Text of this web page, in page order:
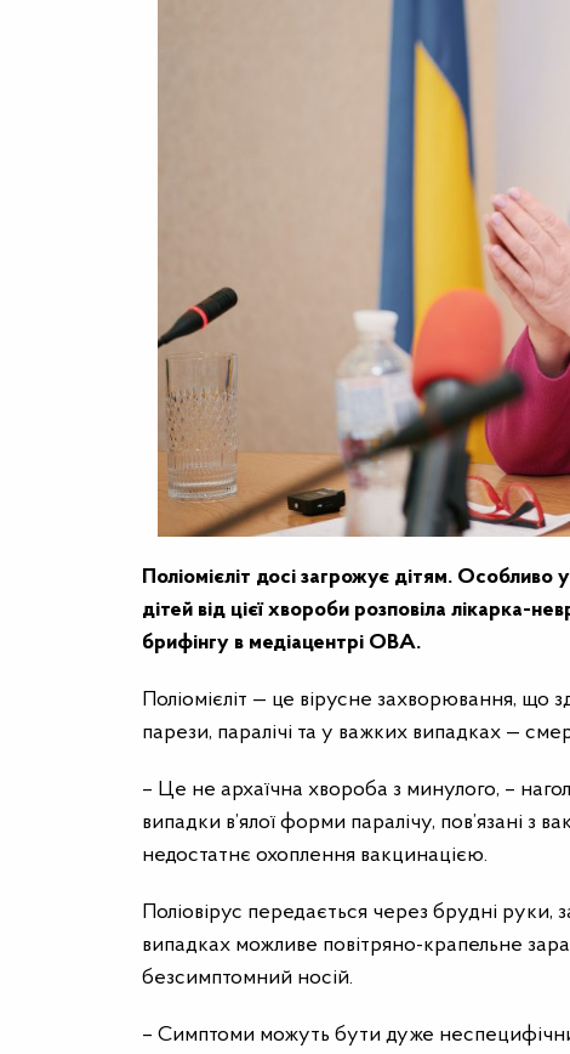
Поліомієліт досі загрожує дітям. Особливо
дітей від цієї хвороби розповіла лікарка-
брифінгу в медіацентрі ОВА.
Поліомієліт — це вірусне захворювання,
парези, паралічі та у важких випадках —
– Це не архаїчна хвороба з минулого, –
випадки в’ялої форми паралічу, пов’язані
недостатнє охоплення вакцинацією.
Поліовірус передається через брудні
випадках можливе повітряно-крапельне
безсимптомний носій.
– Симптоми можуть бути дуже